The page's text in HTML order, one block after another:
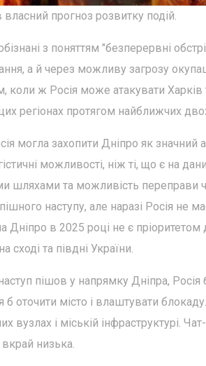
прогноз розвитку подій.
з поняттям "безперервні
а й через можливу загрозу
ж Росія може атакувати Харків
регіонах протягом найближчих
могла захопити Дніпро як значний
можливості, ніж ті, що є на
та можливість переправи
наступу, але наразі Росія не
Дніпро в 2025 році не є
сході та півдні України.
пішов у напрямку Дніпра, Росія
оточити місто і влаштувати
вузлах і міській інфраструктурі.
низька.